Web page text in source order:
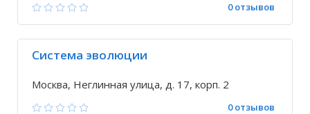
0 отзывов
Система эволюции
Москва, Неглинная улица, д. 17, корп. 2
0 отзывов